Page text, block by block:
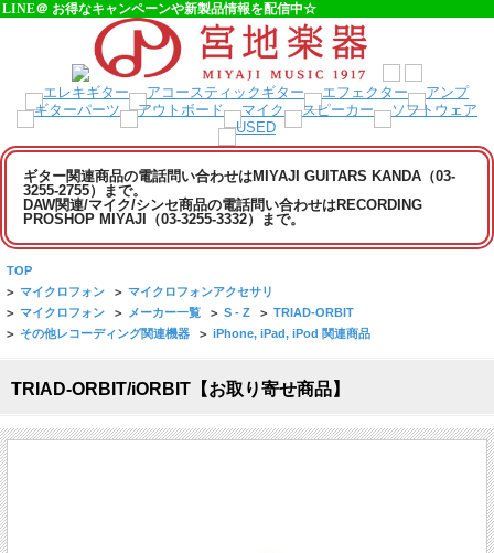
LINE＠ お得なキャンペーンや新製品情報を配信中☆
ギター関連商品の電話問い合わせはMIYAJI GUITARS KANDA（03-
3255-2755）まで。
DAW関連/マイク/シンセ商品の電話問い合わせはRECORDING
PROSHOP MIYAJI（03-3255-3332）まで。
TOP
> マイクロフォン > マイクロフォンアクセサリ
> マイクロフォン > メーカー一覧 > S - Z > TRIAD-ORBIT
> その他レコーディング関連機器 > iPhone, iPad, iPod 関連商品
TRIAD-ORBIT/iORBIT【お取り寄せ商品】